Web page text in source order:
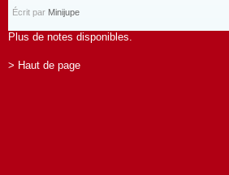
Écrit par Minijupe
Plus de notes disponibles.
> Haut de page